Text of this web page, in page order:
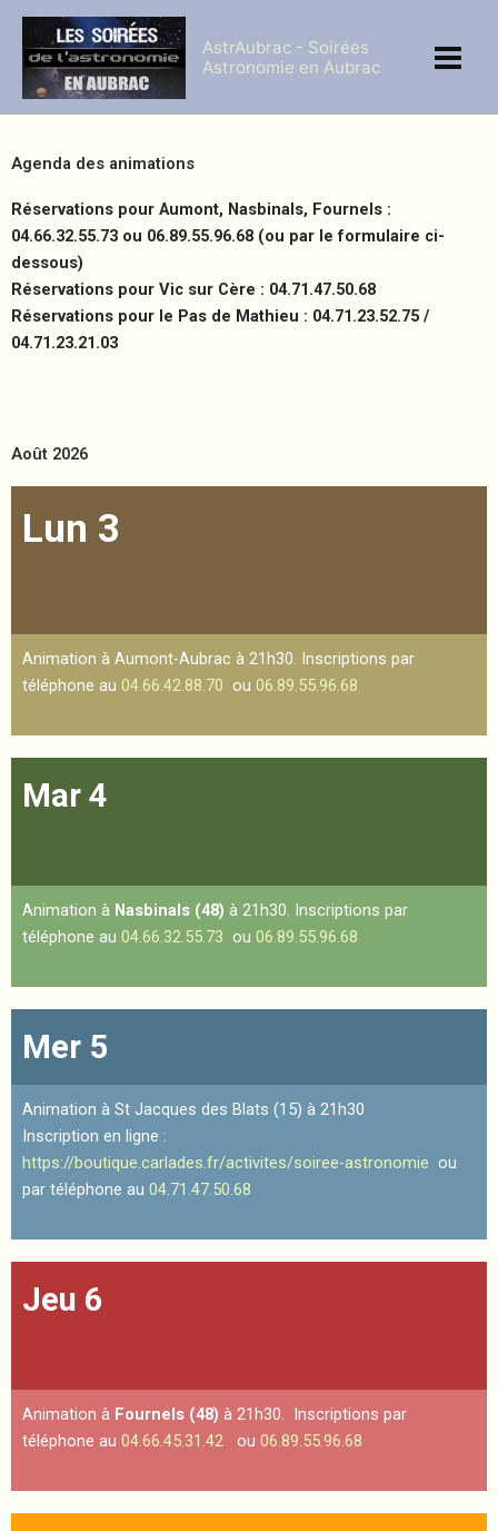
Aller
contenu
AstrAubrac - Soirées
Astronomie en Aubrac
Agenda des animations
Réservations pour Aumont, Nasbinals, Fournels :
04.66.32.55.73 ou 06.89.55.96.68 (ou par le formulaire ci-
dessous)
Réservations pour Vic sur Cère : 04.71.47.50.68
Réservations pour le Pas de Mathieu : 04.71.23.52.75 /
04.71.23.21.03
Août 2026
Lun 3
Animation à Aumont-Aubrac à 21h30. Inscriptions par
téléphone au 04.66.42.88.70 ou 06.89.55.96.68
Mar 4
Animation à Nasbinals (48) à 21h30. Inscriptions par
téléphone au 04.66.32.55.73 ou 06.89.55.96.68
Mer 5
Animation à St Jacques des Blats (15) à 21h30
Inscription en ligne :
https://boutique.carlades.fr/activites/soiree-astronomie ou
par téléphone au 04.71.47.50.68
Jeu 6
Animation à Fournels (48) à 21h30. Inscriptions par
téléphone au 04.66.45.31.42 ou 06.89.55.96.68